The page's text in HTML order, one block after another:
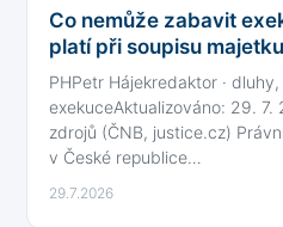
Co nemůže zabavit
platí při soupisu majetku
PHPetr Hájekredaktor ·
exekuceAktualizováno: 29.
zdrojů (ČNB, justice.cz)
v České republice…
29.7.2026